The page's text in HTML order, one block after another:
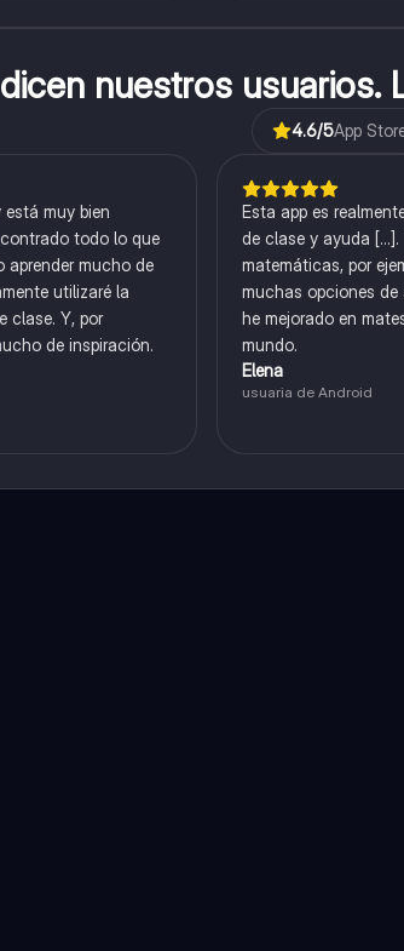
nuestros
4.6/5App
muy bien
todo lo que
aprender mucho de
utilizaré la
clase. Y, por
de inspiración.
Esta app es
de clase y ayuda
matemáticas, por
muchas opciones
he mejorado en
mundo.
Elena
usuaria de Android